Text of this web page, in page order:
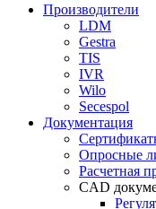
Производители
LDM
Gestra
TIS
IVR
Wilo
Secespol
Документация
Опросные
Расчетная
CAD